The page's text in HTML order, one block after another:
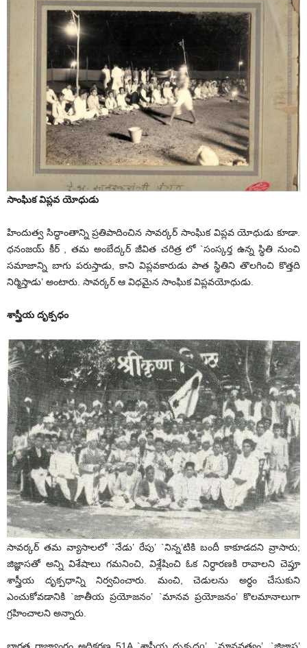
సాంఘిక విప్లవ యోధుడు
హిందుత్వ సిద్ధాంతాన్ని ప్రతిపాదించిన సావర్కర్ సాంఘిక విప్లవ యోధుడు కూడా.
ధనంజయ్ కీర్ , తమ అంబేద్కర్ జీవిత చరిత్ర లో `సంస్కర్త ఉన్న స్థితి నుంచి
సమాజాన్ని బాగు పరుస్తాడు, కాని విప్లవకారుడు పాత స్థితిని తొలగించి కొత్తది
నిర్మిస్తాడు’ అంటారు. సావర్కర్ ఆ విధమైన సాంఘిక విప్లవయోధుడు.
శాస్త్రీయ దృక్పధం
సావర్కర్ తమ వ్యాసాలలో `నేడు’ రేపు’ `నిన్న’టికి బందీ కాకూడదని వ్రాసారు;
జిజ్ఞాసతో అన్ని విశేషాలు గమనించి, విశ్లేషించి ఓక నిర్ధారణకి రావాలని చెప్తూ
శాస్త్రీయ దృక్పధాన్ని నిర్వచించారు. మంచి, చెడులను అర్ధం చేసుకుని
ఎంచుకోవడానికి `జాతీయ ప్రయోజనం’ `మానవ ప్రయోజనం’ కొలమానాలుగా
గ్రహించాలని అన్నారు.